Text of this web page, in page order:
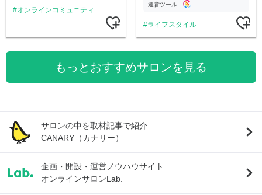
オンラインコミュニティ
運営ツール
ライフスタイル
もっとおすすめサロンを見る
サロンの中を取材記事で紹介
CANARY（カナリー）
企画・開設・運営ノウハウサイト
オンラインサロンLab.